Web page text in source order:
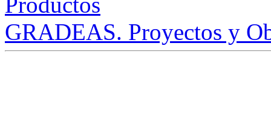
GRADEAS. Proyectos y